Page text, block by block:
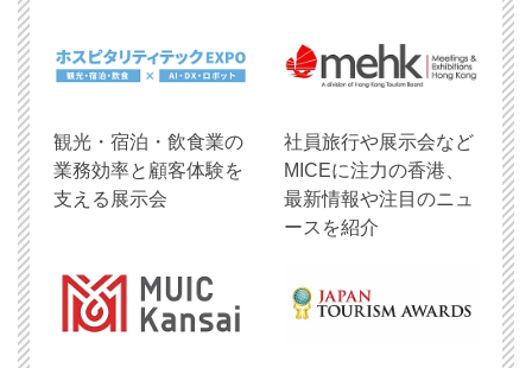
観光・宿泊・飲食業の
業務効率と顧客体験を
支える展示会
社員旅行や展示会など
MICEに注力の香港、
最新情報や注目のニュ
ースを紹介